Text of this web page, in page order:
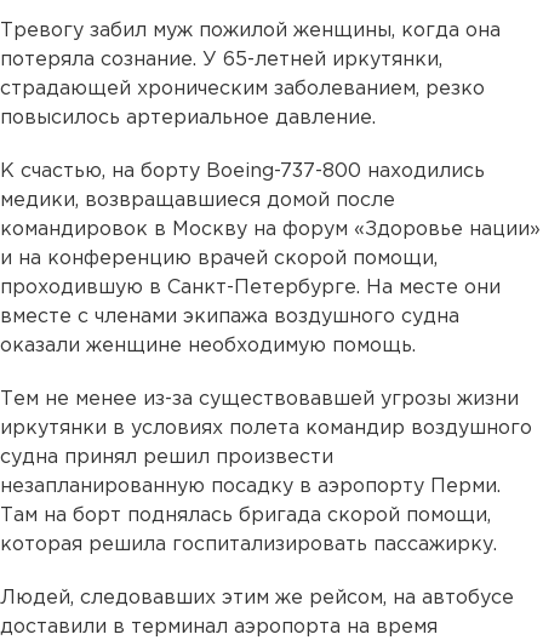
Тревогу забил муж пожилой женщины, когда она
потеряла сознание. У 65-летней иркутянки,
страдающей хроническим заболеванием, резко
повысилось артериальное давление.
К счастью, на борту Boeing-737-800 находились
медики, возвращавшиеся домой после
командировок в Москву на форум «Здоровье нации»
и на конференцию врачей скорой помощи,
проходившую в Санкт-Петербурге. На месте они
вместе с членами экипажа воздушного судна
оказали женщине необходимую помощь.
Тем не менее из-за существовавшей угрозы жизни
иркутянки в условиях полета командир воздушного
судна принял решил произвести
незапланированную посадку в аэропорту Перми.
Там на борт поднялась бригада скорой помощи,
которая решила госпитализировать пассажирку.
Людей, следовавших этим же рейсом, на автобусе
доставили в терминал аэропорта на время